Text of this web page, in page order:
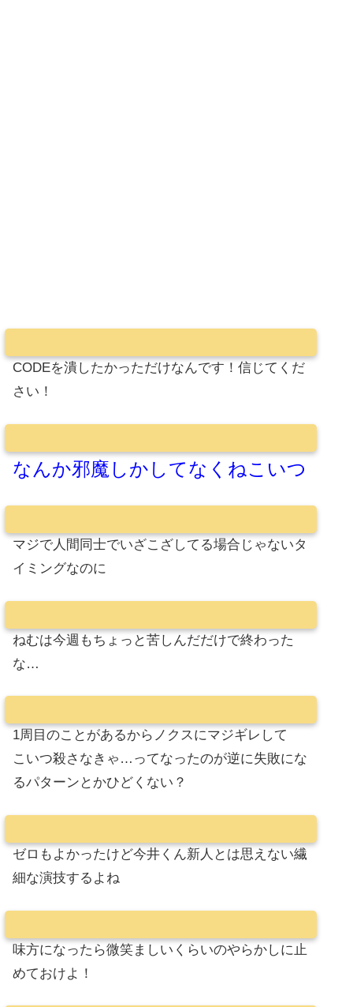
CODEを潰したかっただけなんです！信じてくだ
さい！
なんか邪魔しかしてなくねこいつ
マジで人間同士でいざこざしてる場合じゃないタ
イミングなのに
ねむは今週もちょっと苦しんだだけで終わった
な…
1周目のことがあるからノクスにマジギレして
こいつ殺さなきゃ…ってなったのが逆に失敗にな
るパターンとかひどくない？
ゼロもよかったけど今井くん新人とは思えない繊
細な演技するよね
味方になったら微笑ましいくらいのやらかしに止
めておけよ！